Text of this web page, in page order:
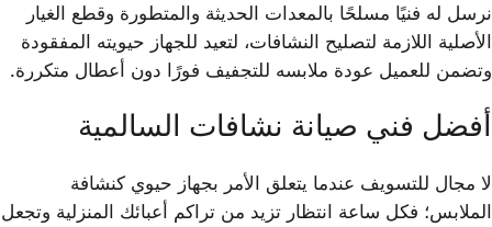
نرسل له فنيًا مسلحًا بالمعدات الحديثة والمتطورة وقطع الغيار
الأصلية اللازمة لتصليح النشافات، لتعيد للجهاز حيويته المفقودة
وتضمن للعميل عودة ملابسه للتجفيف فورًا دون أعطال متكررة.
أفضل فني صيانة نشافات السالمية
لا مجال للتسويف عندما يتعلق الأمر بجهاز حيوي كنشافة
الملابس؛ فكل ساعة انتظار تزيد من تراكم أعبائك المنزلية وتجعل